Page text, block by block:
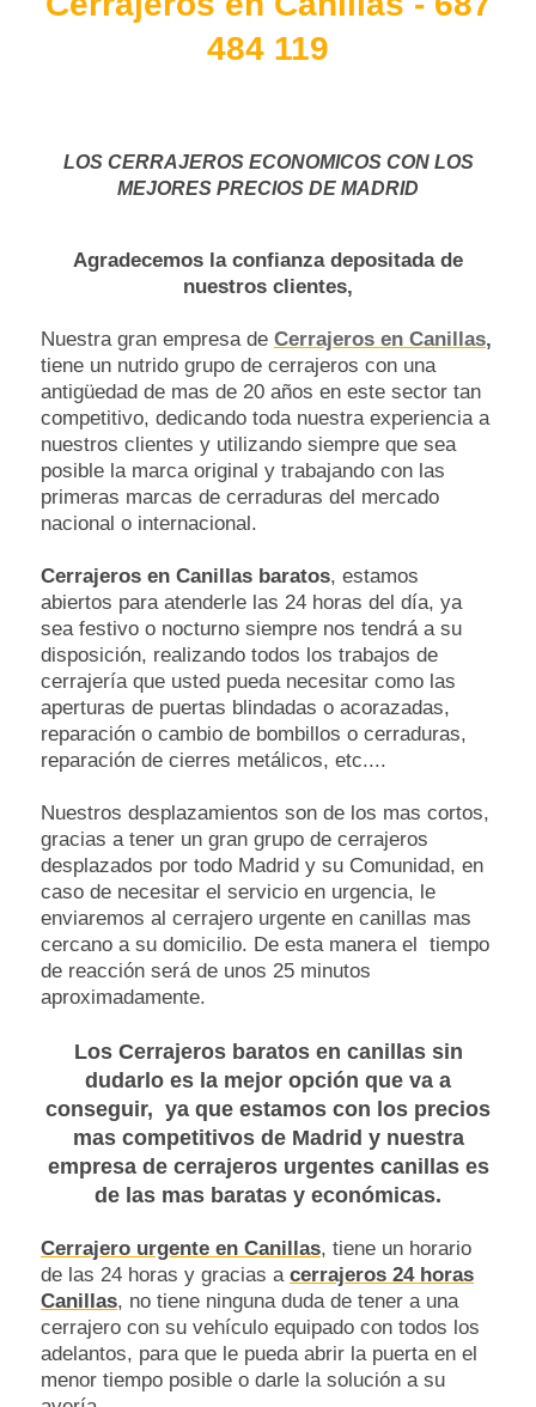
484 119
LOS CERRAJEROS ECONOMICOS CON LOS
MEJORES PRECIOS DE MADRID
Agradecemos la confianza depositada de
nuestros clientes,
Nuestra gran empresa de Cerrajeros en Canillas,
tiene un nutrido grupo de cerrajeros con una
antigüedad de mas de 20 años en este sector tan
competitivo, dedicando toda nuestra experiencia a
nuestros clientes y utilizando siempre que sea
posible la marca original y trabajando con las
primeras marcas de cerraduras del mercado
nacional o internacional.
Cerrajeros en Canillas baratos, estamos
abiertos para atenderle las 24 horas del día, ya
sea festivo o nocturno siempre nos tendrá a su
disposición, realizando todos los trabajos de
cerrajería que usted pueda necesitar como las
aperturas de puertas blindadas o acorazadas,
reparación o cambio de bombillos o cerraduras,
reparación de cierres metálicos, etc....
Nuestros desplazamientos son de los mas cortos,
gracias a tener un gran grupo de cerrajeros
desplazados por todo Madrid y su Comunidad, en
caso de necesitar el servicio en urgencia, le
enviaremos al cerrajero urgente en canillas mas
cercano a su domicilio. De esta manera el tiempo
de reacción será de unos 25 minutos
aproximadamente.
Los Cerrajeros baratos en canillassin
dudarlo es la mejor opción que va a
conseguir, ya que estamos con los precios
mas competitivos de Madrid y nuestra
empresa de cerrajeros urgentes canillases
de las mas baratas y económicas.
Cerrajero urgente en Canillas, tiene un horario
de las 24 horas y gracias a cerrajeros 24 horas
Canillas, no tiene ninguna duda de tener a una
cerrajero con su vehículo equipado con todos los
adelantos, para que le pueda abrir la puerta en el
menor tiempo posible o darle la solución a su